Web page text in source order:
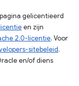
gelicentieerd
en zijn
2.0-licentie. Voor
sitebeleid.
en/of diens